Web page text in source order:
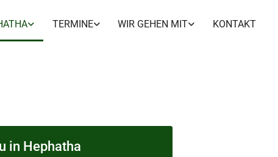
TERMINE WIR GEHEN MIT KONTAKT
in Hephatha